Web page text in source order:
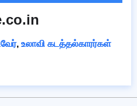
, உலாவி கடத்தல்காரர்கள்